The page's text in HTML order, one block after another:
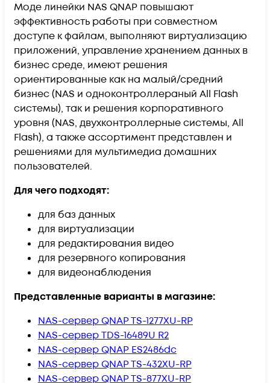
Моде линейки NAS QNAP повышают
эффективность работы при совместном
доступе к файлам, выполняют виртуализацию
приложений, управление хранением данных в
бизнес среде, имеют решения
ориентированные как на малый/средний
бизнес (NAS и одноконтроллераный All Flash
системы), так и решения корпоративного
уровня (NAS, двухконтроллерные системы, All
Flash), а также ассортимент представлен и
решениями для мультимедиа домашних
пользователей.
Для чего подходят:
для баз данных
для виртуализации
для редактирования видео
для резервного копирования
для видеонаблюдения
Представленные варианты в магазине:
NAS-сервер QNAP TS-1277XU-RP
NAS-сервер TDS-16489U R2
NAS-сервер QNAP ES2486dc
NAS-сервер QNAP TS-432XU-RP
NAS-сервер QNAP TS-877XU-RP